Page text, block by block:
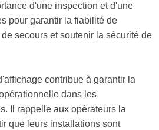
d'une inspection et d'une
pour garantir la fiabilité de
secours et soutenir la sécurité de
contribue à garantir la
dans les
Il rappelle aux opérateurs la
que leurs installations sont